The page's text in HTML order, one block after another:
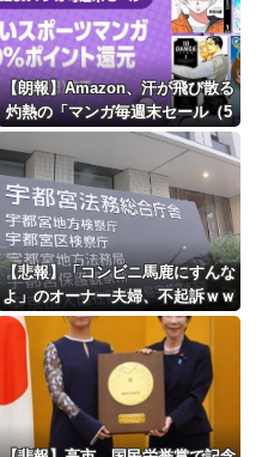
日本旅行キャンセルすべきか…1万年ぶり史上最大級の火山の兆し＝韓国の反応
海外「おめでとうタキ！」リヴァプール南野がバースデーゴール！！
Powered by livedoor 相互RSS
【朗報】Amazon、汗が飛び散る
灼熱の「マンガ毎週末セール（5
0%還元）」を開催ｗｗｗｗｗｗ
ｗｗｗｗ
【悲報】「コンビニ馬鹿にすんな
よ」のオーナー夫婦、不起訴ｗｗ
ｗｗｗｗｗｗ